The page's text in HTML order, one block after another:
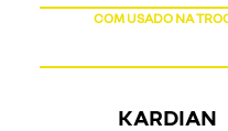
KARDIAN
COM USADO NA